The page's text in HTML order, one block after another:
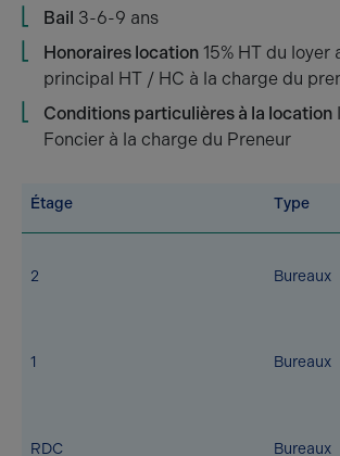
Bail 3-6-9 ans
Honoraires location 15% HT du loyer
principal HT / HC à la charge du
Conditions particulières à la location
Foncier à la charge du Preneur
Étage Type
2 Bureaux
1 Bureaux
RDC Bureaux